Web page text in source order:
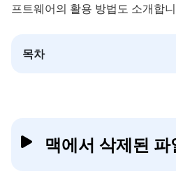
프트웨어의 활용 방법도 소개합
목차
맥에서 삭제된